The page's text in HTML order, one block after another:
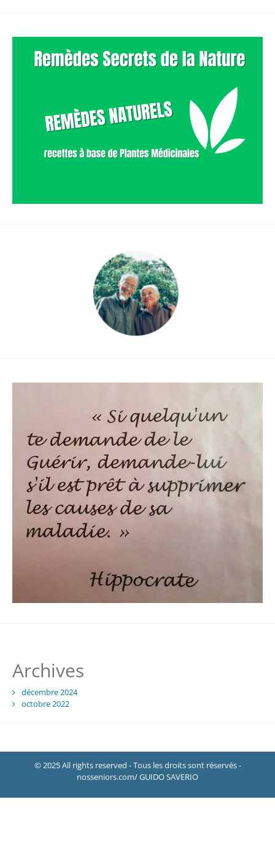
Archives
décembre 2024
octobre 2022
© 2025 All rights reserved - Tous les droits sont réservés -
nosseniors.com/ GUIDO SAVERIO